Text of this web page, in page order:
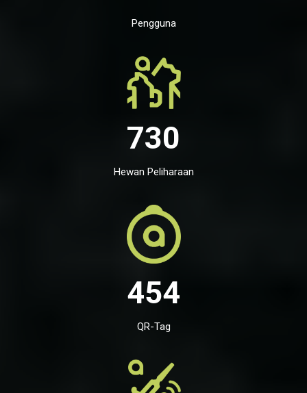
Pengguna
730
Hewan Peliharaan
454
QR-Tag